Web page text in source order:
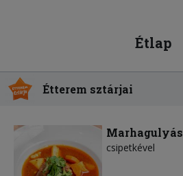
Étlap
Étterem sztárjai
Marhagulyás
csipetkével